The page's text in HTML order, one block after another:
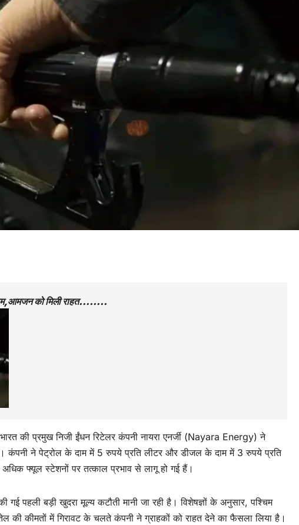
को मिली राहत……..
की प्रमुख निजी ईंधन रिटेलर कंपनी नायरा एनर्जी (Nayara Energy) ने
कंपनी ने पेट्रोल के दाम में 5 रुपये प्रति लीटर और डीजल के दाम में 3 रुपये प्रति
फ्यूल स्टेशनों पर तत्काल प्रभाव से लागू हो गई हैं।
गई पहली बड़ी खुदरा मूल्य कटौती मानी जा रही है। विशेषज्ञों के अनुसार, पश्चिम
की कीमतों में गिरावट के चलते कंपनी ने ग्राहकों को राहत देने का फैसला लिया है।